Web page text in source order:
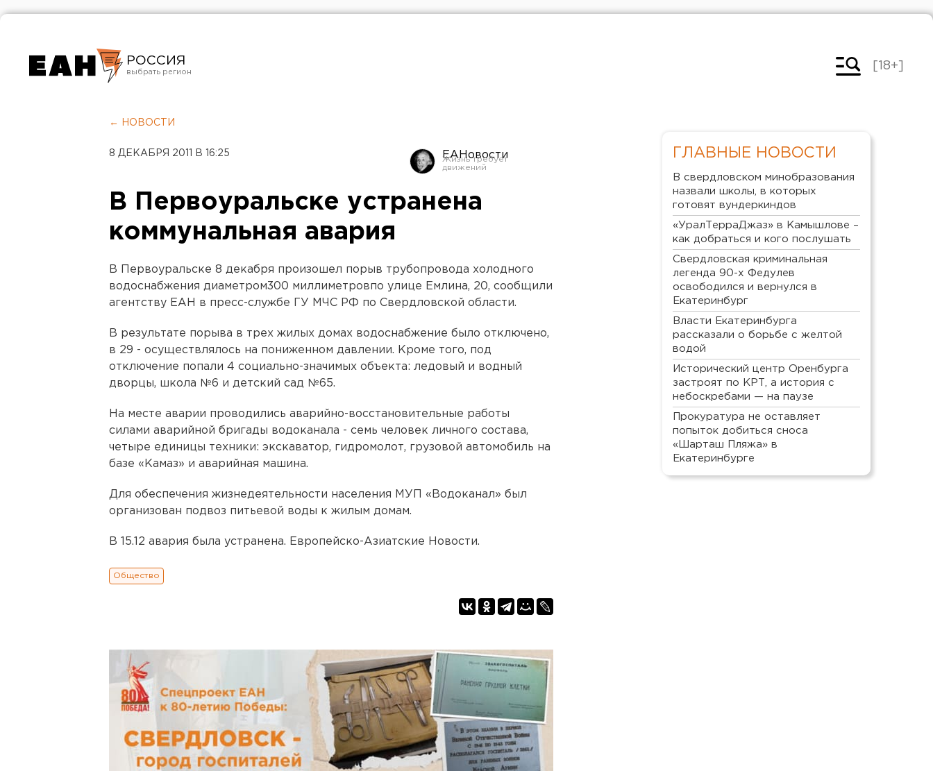
РОССИЯ
Челябинск
[18+]
← НОВОСТИ
8 ДЕКАБРЯ 2011 В 16:25 ЕАНовости
В Первоуральске устранена
коммунальная авария
В Первоуральске 8 декабря произошел порыв трубопровода холодного
водоснабжения диаметром300 миллиметровпо улице Емлина, 20, сообщили
агентству ЕАН в пресс-службе ГУ МЧС РФ по Свердловской области.
В результате порыва в трех жилых домах водоснабжение было отключено,
в 29 - осуществлялось на пониженном давлении. Кроме того, под
отключение попали 4 социально-значимых объекта: ледовый и водный
дворцы, школа №6 и детский сад №65.
На месте аварии проводились аварийно-восстановительные работы
силами аварийной бригады водоканала - семь человек личного состава,
четыре единицы техники: экскаватор, гидромолот, грузовой автомобиль на
базе «Камаз» и аварийная машина.
Для обеспечения жизнедеятельности населения МУП «Водоканал» был
организован подвоз питьевой воды к жилым домам.
В 15.12 авария была устранена. Европейско-Азиатские Новости.
Общество
ГЛАВНЫЕ НОВОСТИ
В свердловском минобразования
назвали школы, в которых
готовят вундеркиндов
«УралТерраДжаз» в Камышлове –
как добраться и кого послушать
Свердловская криминальная
легенда 90-х Федулев
освободился и вернулся в
Екатеринбург
Власти Екатеринбурга
рассказали о борьбе с желтой
водой
Исторический центр Оренбурга
застроят по КРТ, а история с
небоскребами — на паузе
Прокуратура не оставляет
попыток добиться сноса
«Шарташ Пляжа» в
Екатеринбурге